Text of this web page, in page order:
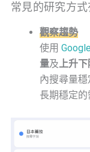
常見的研究方式
觀察趨勢
使用
量及上升
內搜尋量
長期穩定的